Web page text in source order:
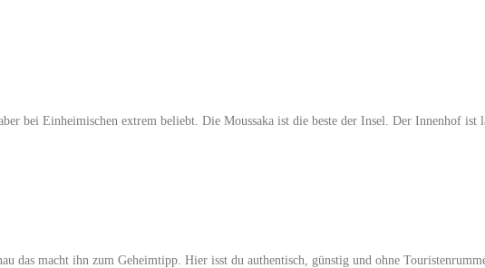
bei Einheimischen extrem beliebt. Die Moussaka ist die beste der Insel. Der Innenhof
das macht ihn zum Geheimtipp. Hier isst du authentisch, günstig und ohne